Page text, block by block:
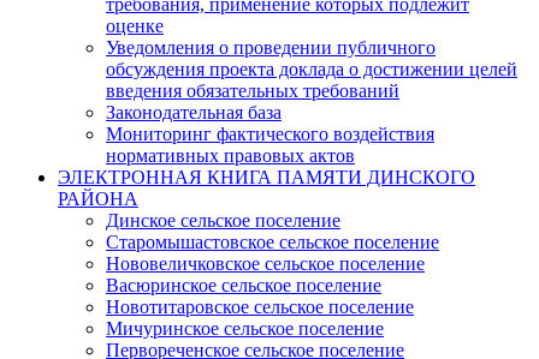
требования, применение которых подлежит
оценке
Уведомления о проведении публичного
обсуждения проекта доклада о достижении целей
введения обязательных требований
Законодательная база
Мониторинг фактического воздействия
нормативных правовых актов
ЭЛЕКТРОННАЯ КНИГА ПАМЯТИ ДИНСКОГО
РАЙОНА
Динское сельское поселение
Старомышастовское сельское поселение
Нововеличковское сельское поселение
Васюринское сельское поселение
Новотитаровское сельское поселение
Мичуринское сельское поселение
Первореченское сельское поселение